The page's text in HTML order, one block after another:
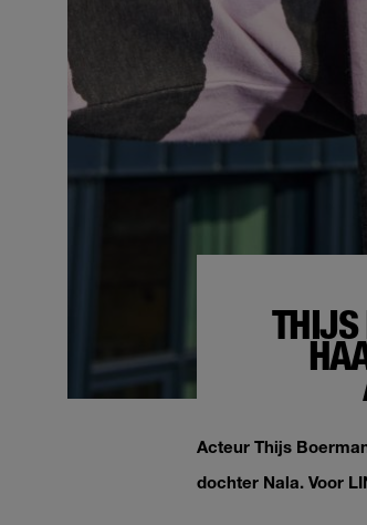
THIJS
Acteur Thijs
dochter Nala. Voor